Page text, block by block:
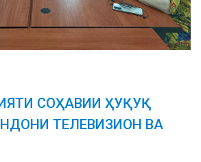
СОҲАВИИ ҲУҚУҚ
ТЕЛЕВИЗИОН ВА